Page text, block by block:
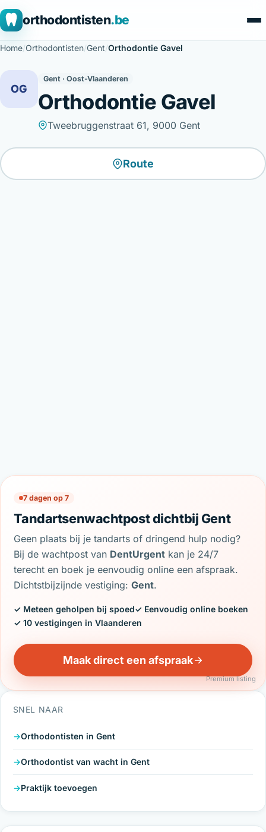
orthodontisten.be
Home/Orthodontisten/Gent/Orthodontie Gavel
OG
Gent · Oost-Vlaanderen
Orthodontie Gavel
Tweebruggenstraat 61, 9000 Gent
Route
7 dagen op 7
Tandartsenwachtpost dichtbij Gent
Geen plaats bij je tandarts of dringend hulp nodig?
Bij de wachtpost van DentUrgent kan je 24/7
terecht en boek je eenvoudig online een afspraak.
Dichtstbijzijnde vestiging:Gent.
✓ Meteen geholpen bij spoed✓ Eenvoudig online boeken
✓ 10 vestigingen in Vlaanderen
Maak direct een afspraak
Premium listing
SNEL NAAR
Orthodontisten in Gent
Orthodontist van wacht in Gent
Praktijk toevoegen